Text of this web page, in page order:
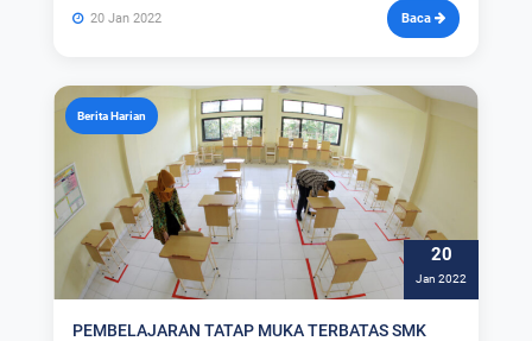
20 Jan 2022 Baca
Berita Harian
20
Jan 2022
PEMBELAJARAN TATAP MUKA TERBATAS SMK